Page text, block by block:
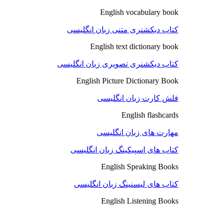
English vocabulary book
کتاب دیکشنری متنی زبان انگلیسی
English text dictionary book
کتاب دیکشنری تصویری زبان انگلیسی
English Picture Dictionary Book
فلش کارت زبان انگلیسی
English flashcards
مهارت های زبان انگلیسی
کتاب های اسپیکینگ زبان انگلیسی
English Speaking Books
کتاب های لیسنینگ زبان انگلیسی
English Listening Books